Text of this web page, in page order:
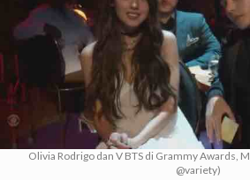
Olivia Rodrigo dan V BTS di Grammy Awards,
@variety)